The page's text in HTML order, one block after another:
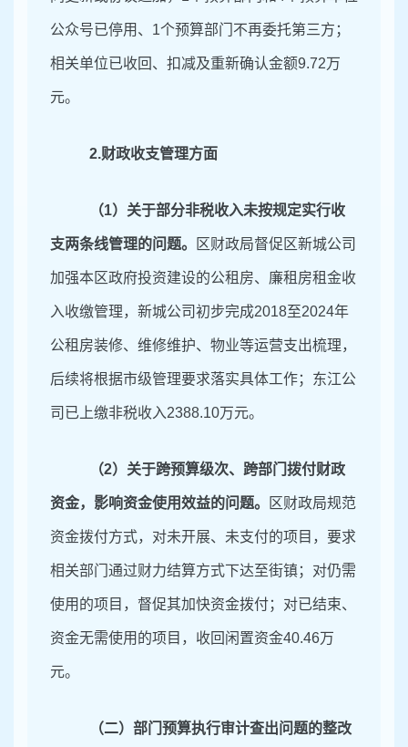
公众号已停用、 1个预算部门不再委托第三方；
相关单位已收回、扣减及重新确认金额9.72万
元。
2.财政收支管理方面
（1）关于部分非税收入未按规定实行收
支两条线管理的问题。 区财政局督促区新城公司
加强本区政府投资建设的公租房、廉租房租金收
入收缴管理，新城公司初步完成2018至2024年
公租房装修、维修维护、物业等运营支出梳理，
后续将根据市级管理要求落实具体工作；东江公
司已上缴非税收入2388.10万元。
（2） 关于跨预算级次、跨部门拨付财政
资金，影响资金使用效益的问题。 区财政局规范
资金拨付方式，对未开展、未支付的项目，要求
相关部门通过财力结算方式下达至街镇；对仍需
使用的项目，督促其加快资金拨付；对已结束、
资金无需使用的项目，收回闲置资金40.46万
元。
（二）部门预算执行审计查出问题的整改